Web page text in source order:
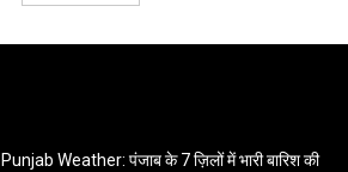
Punjab Weather: पंजाब के 7 ज़िलों में भारी बारिश की